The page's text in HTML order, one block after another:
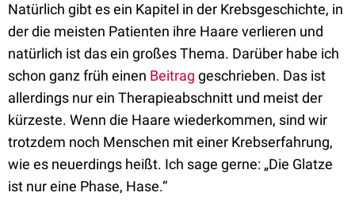
Natürlich gibt es ein Kapitel in der Krebsgeschichte, in
der die meisten Patienten ihre Haare verlieren und
natürlich ist das ein großes Thema. Darüber habe ich
schon ganz früh einen Beitrag geschrieben. Das ist
allerdings nur ein Therapieabschnitt und meist der
kürzeste. Wenn die Haare wiederkommen, sind wir
trotzdem noch Menschen mit einer Krebserfahrung,
wie es neuerdings heißt. Ich sage gerne: „Die Glatze
ist nur eine Phase, Hase.“